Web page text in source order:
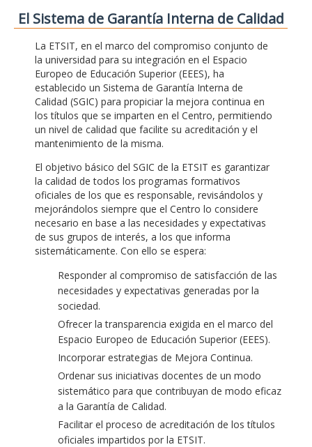
El Sistema de Garantía Interna de Calidad
La ETSIT, en el marco del compromiso conjunto de
la universidad para su integración en el Espacio
Europeo de Educación Superior (EEES), ha
establecido un Sistema de Garantía Interna de
Calidad (SGIC) para propiciar la mejora continua en
los títulos que se imparten en el Centro, permitiendo
un nivel de calidad que facilite su acreditación y el
mantenimiento de la misma.
El objetivo básico del SGIC de la ETSIT es garantizar
la calidad de todos los programas formativos
oficiales de los que es responsable, revisándolos y
mejorándolos siempre que el Centro lo considere
necesario en base a las necesidades y expectativas
de sus grupos de interés, a los que informa
sistemáticamente. Con ello se espera:
Responder al compromiso de satisfacción de las
necesidades y expectativas generadas por la
sociedad.
Ofrecer la transparencia exigida en el marco del
Espacio Europeo de Educación Superior (EEES).
Incorporar estrategias de Mejora Continua.
Ordenar sus iniciativas docentes de un modo
sistemático para que contribuyan de modo eficaz
a la Garantía de Calidad.
Facilitar el proceso de acreditación de los títulos
oficiales impartidos por la ETSIT.